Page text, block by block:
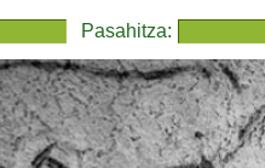
Pasahitza: